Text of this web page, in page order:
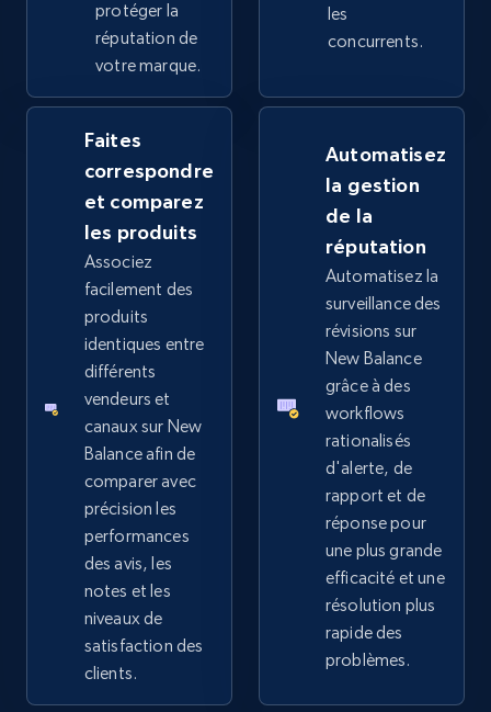
more.
2.4K+ 202+
Google Shopping - collects products from
web using keywords
URL, Product id, Title, Product description,
Rating, Reviews count, Images, Variations, and
more.
2.4K+ 202+
Home Depot US
URL, Domain, Country code, Model number,
Sku, Product id, Product name, Manufacturer,
and more.
2.1K+ Commencer
Home Depot US - Gather data on products
protéger la
réputation de
votre marque.
les
concurrents.
Faites
correspondre
et comparez
les produits
Associez
facilement des
produits
identiques entre
différents
vendeurs et
canaux sur New
Balance afin de
comparer avec
précision les
performances
des avis, les
notes et les
niveaux de
satisfaction des
clients.
Automatisez
la gestion
de la
réputation
Automatisez la
surveillance des
révisions sur
New Balance
grâce à des
workflows
rationalisés
d'alerte, de
rapport et de
réponse pour
une plus grande
efficacité et une
résolution plus
rapide des
problèmes.